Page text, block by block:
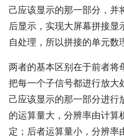
己应该显示的那一部分，并
后显示，实现大屏幕拼接显
自处理，所以拼接的单元数
两者的基本区别在于前者将
把每一个子信号都进行放大
己应该显示的那一部分进行
的运算量大，分辨率由计算
定；后者运算量小，分辨率